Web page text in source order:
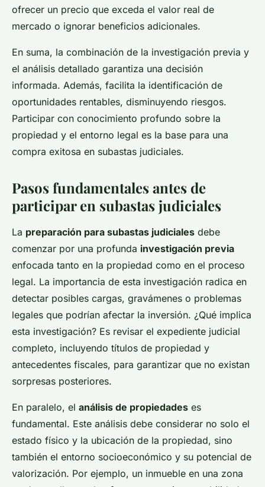
ofrecer un precio que exceda el valor real de
mercado o ignorar beneficios adicionales.
En suma, la combinación de la investigación previa y
el análisis detallado garantiza una decisión
informada. Además, facilita la identificación de
oportunidades rentables, disminuyendo riesgos.
Participar con conocimiento profundo sobre la
propiedad y el entorno legal es la base para una
compra exitosa en subastas judiciales.
Pasos fundamentales antes de
participar en subastas judiciales
La preparación para subastas judiciales debe
comenzar por una profunda investigación previa
enfocada tanto en la propiedad como en el proceso
legal. La importancia de esta investigación radica en
detectar posibles cargas, gravámenes o problemas
legales que podrían afectar la inversión. ¿Qué implica
esta investigación? Es revisar el expediente judicial
completo, incluyendo títulos de propiedad y
antecedentes fiscales, para garantizar que no existan
sorpresas posteriores.
En paralelo, el análisis de propiedades es
fundamental. Este análisis debe considerar no solo el
estado físico y la ubicación de la propiedad, sino
también el entorno socioeconómico y su potencial de
valorización. Por ejemplo, un inmueble en una zona